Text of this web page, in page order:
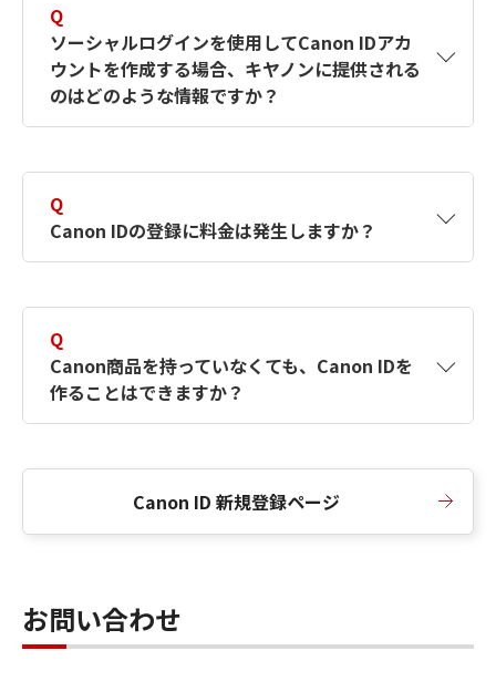
す。詳しい作成方法は【カメラ】Canon IDとは
何ですか？Canon IDの作成方法は？をご確認く
ださい。
Q
ソーシャルログインを使用してCanon IDアカ
ウントを作成する場合、キヤノンに提供される
のはどのような情報ですか？
択したサービスから取得します。アカウントを
簡単に作成できるように、この情報を使用して
Canon IDの登録フォームを入力します。
Q
Canon IDの登録に料金は発生しますか？
Q
Canon商品を持っていなくても、Canon IDを
作ることはできますか？
Canon ID 新規登録ページ
お問い合わせ